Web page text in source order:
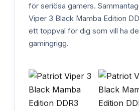
för seriösa gamers.
Viper 3 Black Mamba Edition
ett toppval för dig som vill ha
gamingrigg.